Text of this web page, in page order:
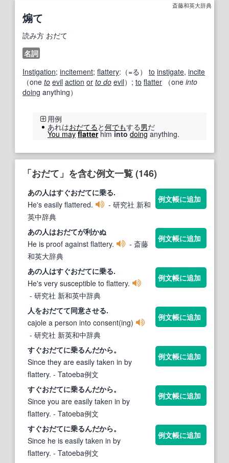
斎藤和英大辞典
煽て
読み方 おだて
名詞
Instigation; incitement; flattery:（=る） to instigate, incite
（one to evil action or to do evil）; to flatter （one into
doing anything）
用例
あれはおだてると何でもする男だ
You may flatterhiminto doinganything.
「おだて」を含む例文一覧 (146)
あの人はすぐおだてに乗る.
He's easily flattered.
- 研究社 新和
英中辞典
例文帳に追加
あの人はおだてが利かぬ
He is proof against flattery.
- 斎藤
和英大辞典
例文帳に追加
あの人はすぐおだてに乗る.
He's very susceptible to flattery.
- 研究社 新和英中辞典
例文帳に追加
人をおだてて同意させる.
cajole a person into consent(ing)
- 研究社 新英和中辞典
例文帳に追加
すぐおだてに乗るんだから。
Since they are easily taken in by
flattery. - Tatoeba例文
例文帳に追加
すぐおだてに乗るんだから。
Since you are easily taken in by
flattery. - Tatoeba例文
例文帳に追加
すぐおだてに乗るんだから。
Since he is easily taken in by
flattery. - Tatoeba例文
例文帳に追加